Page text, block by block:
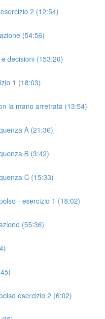
2 (12:54)
(54:56)
decisioni (153:20)
1 (18:03)
la mano arretrata (13:54)
A (21:36)
B (3:42)
C (15:33)
- esercizio 1 (18:02)
(55:36)
esercizio 2 (6:02)